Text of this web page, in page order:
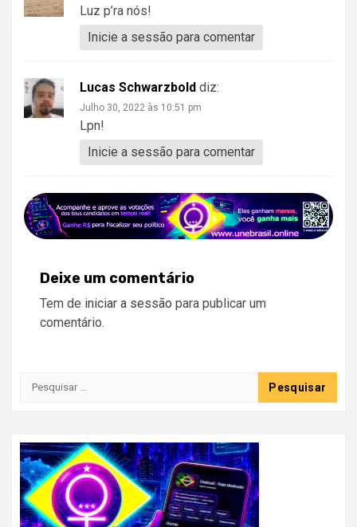
Luz p’ra nós!
Inicie a sessão para comentar
Lucas Schwarzbold diz:
Julho 30, 2022 às 10:51 pm
Lpn!
Inicie a sessão para comentar
Deixe um comentário
Tem de iniciar a sessão para publicar um
comentário.
Pesquisar